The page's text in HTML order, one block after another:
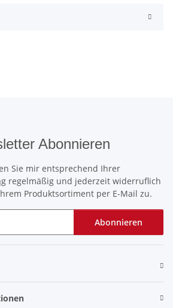
Abonnieren
Sie mir entsprechend Ihrer
regelmäßig und jederzeit widerruflich
Produktsortiment per E-Mail zu.
Abonnieren